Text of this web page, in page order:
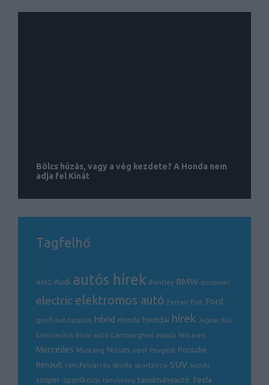
Bölcs húzás, vagy a vég kezdete? A Honda nem
adja fel Kínát
Tagfelhő
AMG Audi autós hírek Bentley BMW crossover
electric elektromos autó Ferrari Fiat Ford
genfi autószalon hibrid Honda hyundai hírek Jaguar Kia
koronavírus kínai autó Lamborghini mazda McLaren
Mercedes Mustang Nissan opel Peugeot Porsche
Renault ráncfelvarrás skoda sportkocsi SUV suzuki
szuper-sportkocsi tanulmány tanulmányautó Tesla